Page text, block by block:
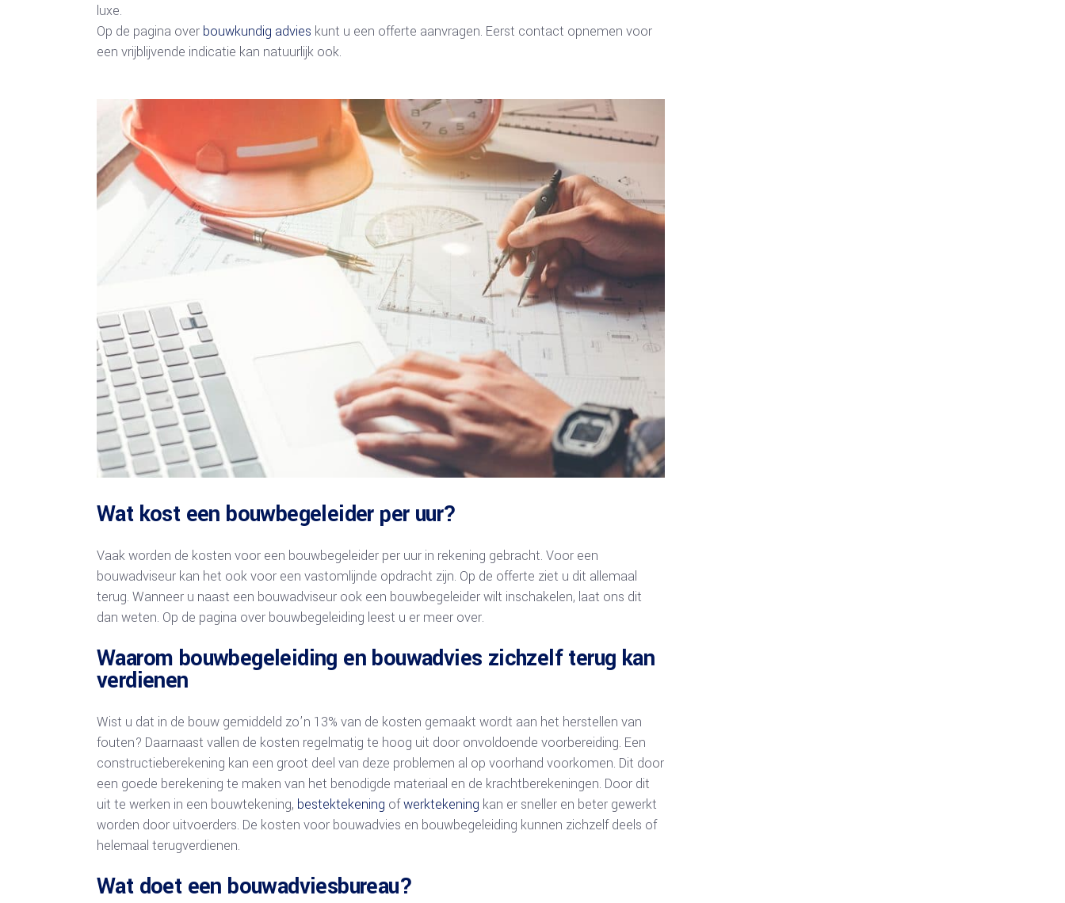
luxe.
Op de pagina over bouwkundig advies kunt u een offerte aanvragen. Eerst contact opnemen voor
een vrijblijvende indicatie kan natuurlijk ook.
Wat kost een bouwbegeleider per uur?
Vaak worden de kosten voor een bouwbegeleider per uur in rekening gebracht. Voor een
bouwadviseur kan het ook voor een vastomlijnde opdracht zijn. Op de offerte ziet u dit allemaal
terug. Wanneer u naast een bouwadviseur ook een bouwbegeleider wilt inschakelen, laat ons dit
dan weten. Op de pagina over bouwbegeleiding leest u er meer over.
Waarom bouwbegeleiding en bouwadvies zichzelf terug kan
verdienen
Wist u dat in de bouw gemiddeld zo’n 13% van de kosten gemaakt wordt aan het herstellen van
fouten? Daarnaast vallen de kosten regelmatig te hoog uit door onvoldoende voorbereiding. Een
constructieberekening kan een groot deel van deze problemen al op voorhand voorkomen. Dit door
een goede berekening te maken van het benodigde materiaal en de krachtberekeningen. Door dit
uit te werken in een bouwtekening, bestektekening ofwerktekening kan er sneller en beter gewerkt
worden door uitvoerders. De kosten voor bouwadvies en bouwbegeleiding kunnen zichzelf deels of
helemaal terugverdienen.
Wat doet een bouwadviesbureau?